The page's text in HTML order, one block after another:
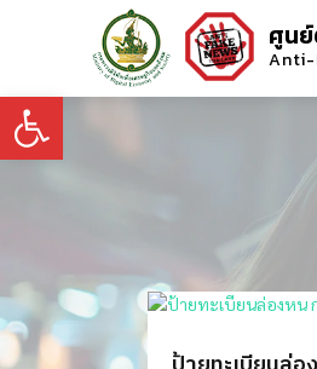
Open toolbar
ศูนย์
Anti-